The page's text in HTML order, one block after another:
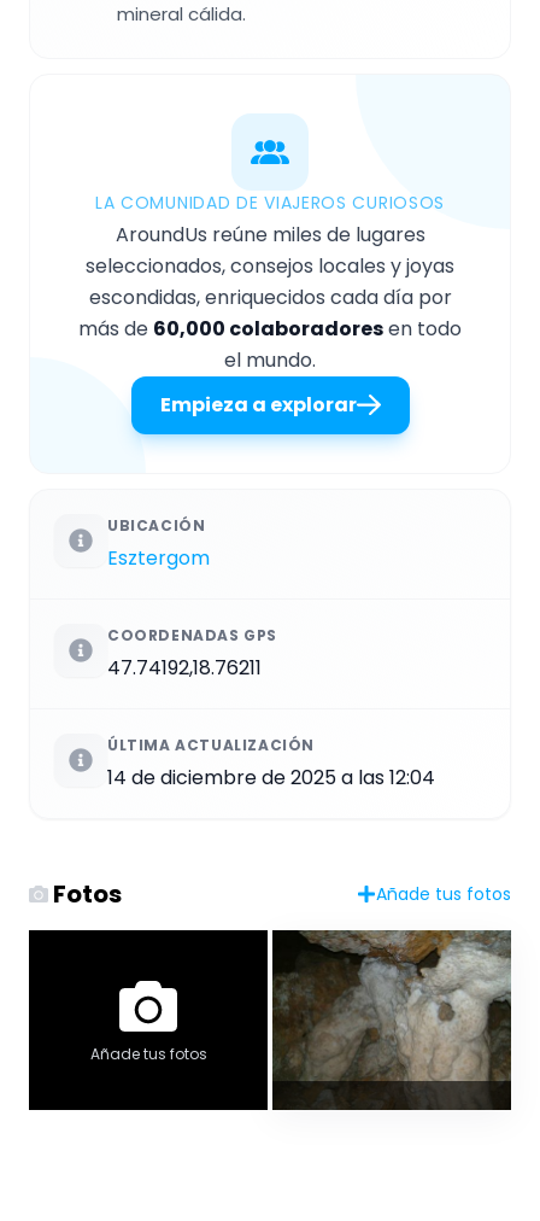
mineral cálida.
LA COMUNIDAD DE VIAJEROS CURIOSOS
AroundUs reúne miles de lugares
seleccionados, consejos locales y joyas
escondidas, enriquecidos cada día por
más de 60,000 colaboradoresen todo
el mundo.
Empieza a explorar
UBICACIÓN
Esztergom
COORDENADAS GPS
47.74192,18.76211
ÚLTIMA ACTUALIZACIÓN
14 de diciembre de 2025 a las 12:04
Fotos Añade tus fotos
Añade tus fotos